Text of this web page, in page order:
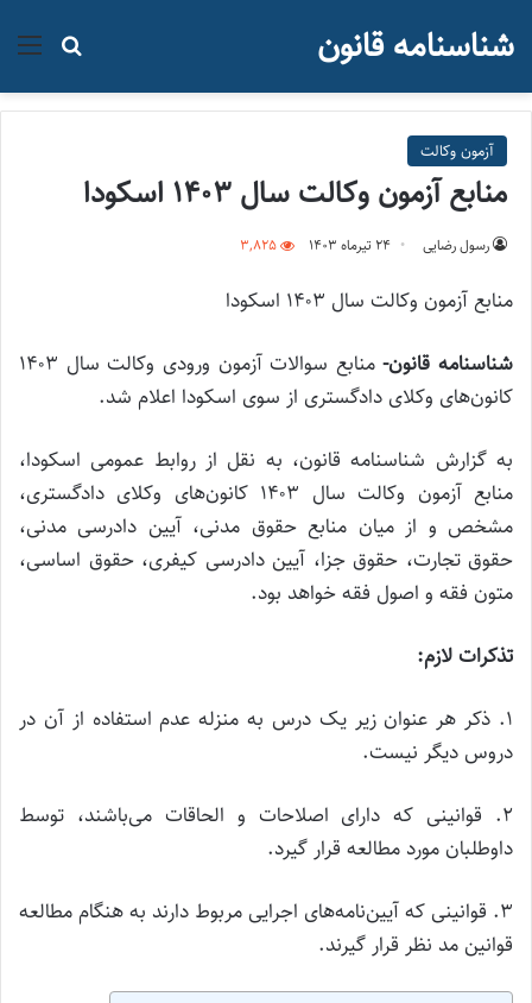
جستجو شناسنامه قانون
آزمون وکالت
منابع آزمون وکالت سال ۱۴۰۳ اسکودا
رسول رضایی ۲۴ تیر‌ماه ۱۴۰۳ 3,825
منابع آزمون وکالت سال ۱۴۰۳ اسکودا
شناسنامه قانون-
منابع سوالات آزمون ورودی وکالت سال ۱۴۰۳
کانون‌های وکلای دادگستری از سوی اسکودا اعلام شد.
به گزارش شناسنامه قانون، به نقل از روابط عمومی اسکودا،
منابع آزمون وکالت سال ۱۴۰۳ کانون‌های وکلای دادگستری،
مشخص و از میان منابع حقوق مدنی، آیین دادرسی مدنی،
حقوق تجارت، حقوق جزا، آیین دادرسی کیفری، حقوق اساسی،
متون فقه و اصول فقه خواهد بود.
تذکرات لازم:
۱. ذکر هر عنوان زیر یک درس به منزله عدم استفاده از آن در
دروس دیگر نیست.
۲. قوانینی که دارای اصلاحات و الحاقات می‌باشند، توسط
داوطلبان مورد مطالعه قرار گیرد.
۳. قوانینی که آیین‌نامه‌های اجرایی مربوط دارند به هنگام مطالعه
قوانین مد نظر قرار گیرند.